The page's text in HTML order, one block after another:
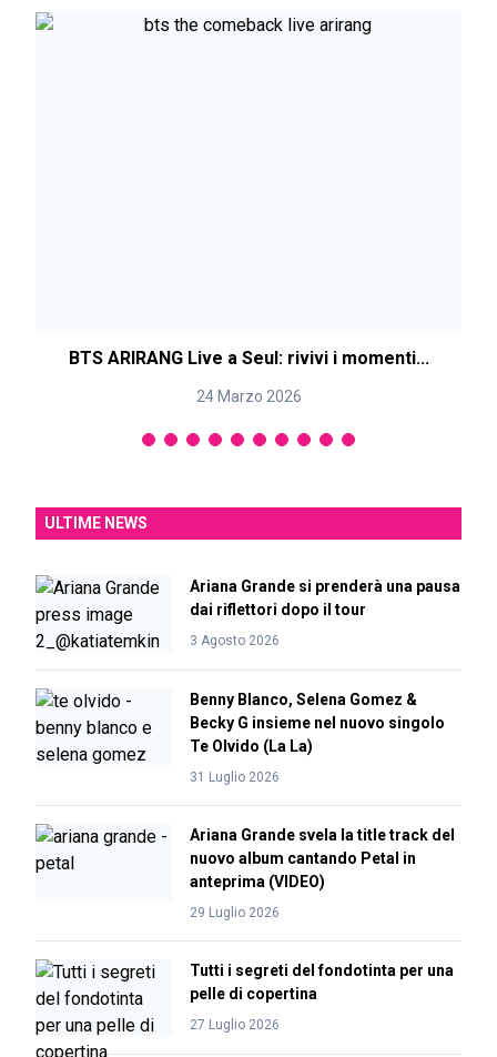
BTS ARIRANG Live a Seul: rivivi i momenti...
24 Marzo 2026
ULTIME NEWS
Ariana Grande si prenderà una pausa
dai riflettori dopo il tour
3 Agosto 2026
Benny Blanco, Selena Gomez &
Becky G insieme nel nuovo singolo
Te Olvido (La La)
31 Luglio 2026
Ariana Grande svela la title track del
nuovo album cantando Petal in
anteprima (VIDEO)
29 Luglio 2026
Tutti i segreti del fondotinta per una
pelle di copertina
27 Luglio 2026